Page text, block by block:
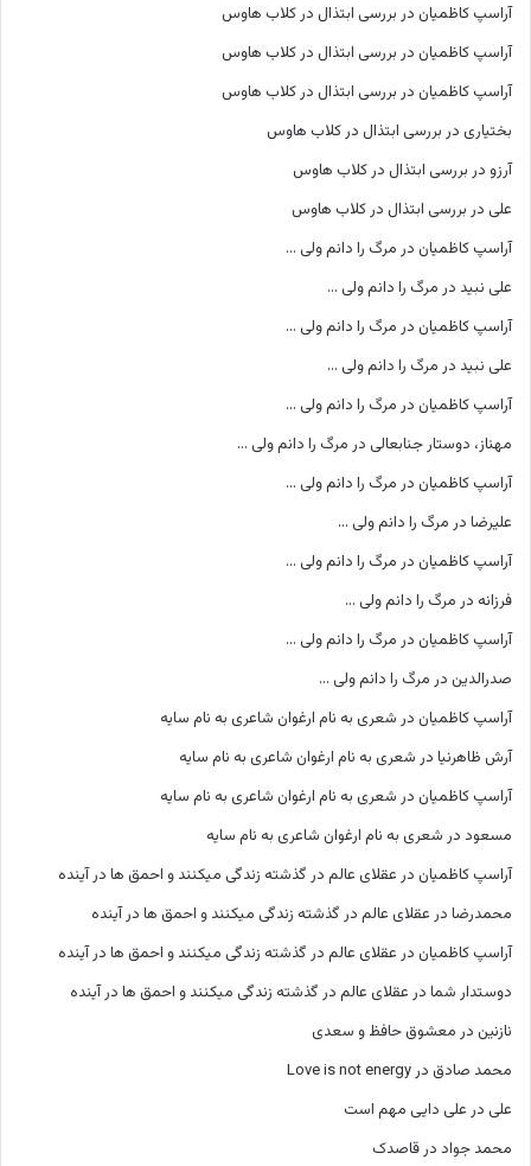
آراسپ کاظمیان در بررسی ابتذال در کلاب هاوس
آراسپ کاظمیان در بررسی ابتذال در کلاب هاوس
آراسپ کاظمیان در بررسی ابتذال در کلاب هاوس
بختیاری در بررسی ابتذال در کلاب هاوس
آرزو در بررسی ابتذال در کلاب هاوس
علی در بررسی ابتذال در کلاب هاوس
آراسپ کاظمیان در مرگ را دانم ولی …
علی نبید در مرگ را دانم ولی …
آراسپ کاظمیان در مرگ را دانم ولی …
علی نبید در مرگ را دانم ولی …
آراسپ کاظمیان در مرگ را دانم ولی …
مهناز، دوستار جنابعالی در مرگ را دانم ولی …
آراسپ کاظمیان در مرگ را دانم ولی …
علیرضا در مرگ را دانم ولی …
آراسپ کاظمیان در مرگ را دانم ولی …
فرزانه در مرگ را دانم ولی …
آراسپ کاظمیان در مرگ را دانم ولی …
صدرالدین در مرگ را دانم ولی …
آراسپ کاظمیان در شعری به نام ارغوان شاعری به نام سایه
آرش ظاهرنیا در شعری به نام ارغوان شاعری به نام سایه
آراسپ کاظمیان در شعری به نام ارغوان شاعری به نام سایه
مسعود در شعری به نام ارغوان شاعری به نام سایه
آراسپ کاظمیان در عقلای عالم در گذشته زندگی میکنند و احمق ها در آینده
محمدرضا در عقلای عالم در گذشته زندگی میکنند و احمق ها در آینده
آراسپ کاظمیان در عقلای عالم در گذشته زندگی میکنند و احمق ها در آینده
دوستدار شما در عقلای عالم در گذشته زندگی میکنند و احمق ها در آینده
نازنین در معشوق حافظ و سعدی
محمد صادق در Love is not energy
علی در علی دایی مهم است
محمد جواد در قاصدک